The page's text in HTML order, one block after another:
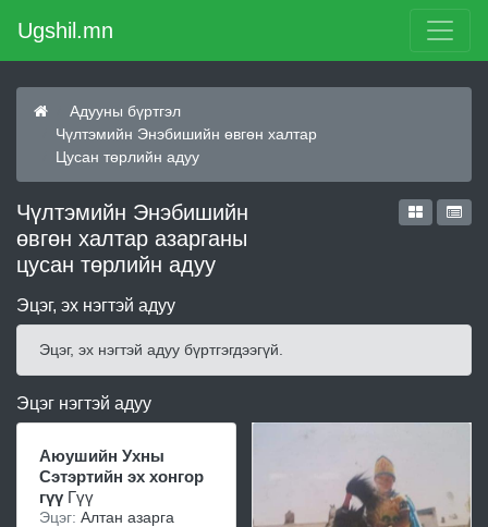
Ugshil.mn
Адууны бүртгэл
Чүлтэмийн Энэбишийн өвгөн халтар
Цусан төрлийн адуу
Чүлтэмийн Энэбишийн
өвгөн халтар азарганы
цусан төрлийн адуу
Эцэг, эх нэгтэй адуу
Эцэг, эх нэгтэй адуу бүртгэгдээгүй.
Эцэг нэгтэй адуу
Аюушийн Ухны
Сэтэртийн эх хонгор
гүү Гүү
Эцэг: Алтан азарга